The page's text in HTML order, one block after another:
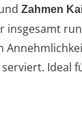
Zahmen
Ideal